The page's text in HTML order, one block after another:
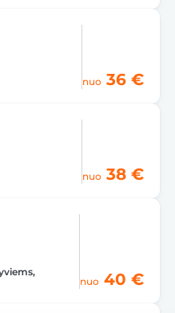
nuo 36 €
nuo 38 €
,
nuo 40 €